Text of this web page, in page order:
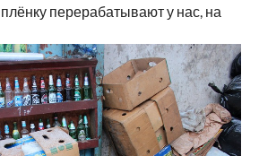
перерабатывают у нас, на